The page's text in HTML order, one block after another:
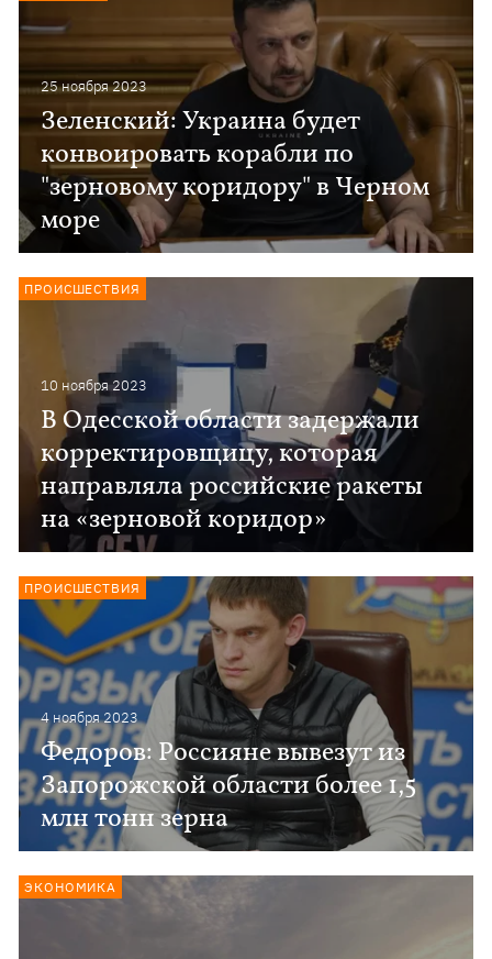
25 ноября 2023
Зеленский: Украина будет
конвоировать корабли по
"зерновому коридору" в Черном
море
10 ноября 2023
В Одесской области задержали
корректировщицу, которая
направляла российские ракеты
на «зерновой коридор»
ПРОИСШЕСТВИЯ
4 ноября 2023
Федоров: Россияне вывезут из
Запорожской области более 1,5
млн тонн зерна
ПРОИСШЕСТВИЯ
ЭКОНОМИКА